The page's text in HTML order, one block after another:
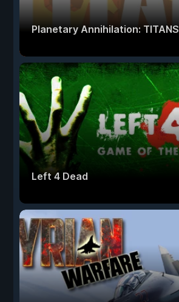
Planetary Annihilation: TITANS
Left 4 Dead